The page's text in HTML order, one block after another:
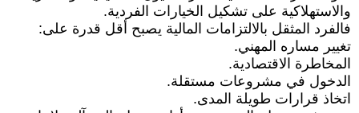
والاستهلاكية على تشكيل الخيارات الفردية.
فالفرد المثقل بالالتزامات المالية يصبح أقل قدرة على:
تغيير مساره المهني.
المخاطرة الاقتصادية.
الدخول في مشروعات مستقلة.
اتخاذ قرارات طويلة المدى.